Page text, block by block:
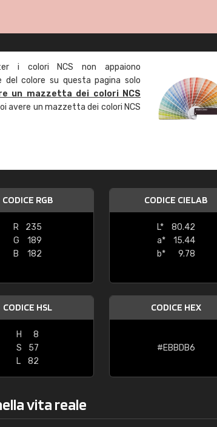
i colori NCS non appaiono
del colore su questa pagina solo
un mazzetta dei colori NCS
avere un mazzetta dei colori NCS
CODICE RGB
R
235
G
189
B
182
CODICE CIELAB
L*
80.42
a*
15.44
b*
9.78
CODICE HSL
H
8
S
57
L
82
CODICE HEX
#EBBDB6
vita reale
"buon servizio"